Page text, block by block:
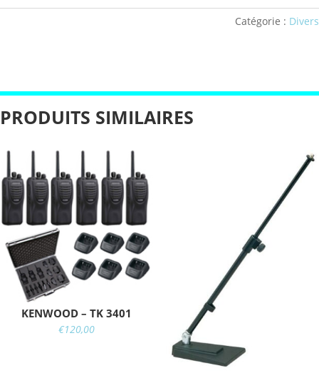
Catégorie : Divers
PRODUITS SIMILAIRES
KENWOOD – TK 3401
€120,00